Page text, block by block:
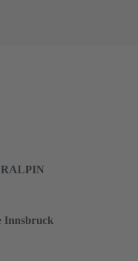
Innsbruck